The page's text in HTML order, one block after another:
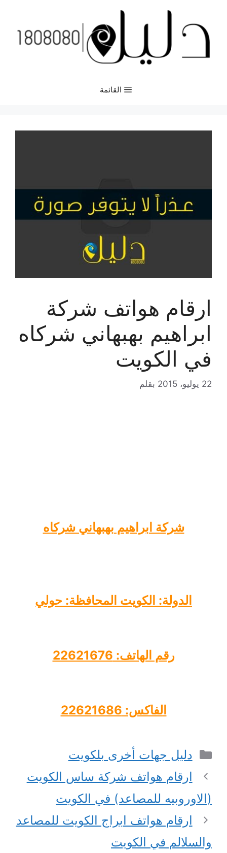
المحتوى
القائمة
ارقام هواتف شركة
ابراهيم بهبهاني شركاه
في الكويت
22 يوليو، 2015 بقلم
شركة ابراهيم بهبهاني شركاه
الدولة: الكويت المحافظة: حولي
رقم الهاتف: 22621676
لفاكس: 22621686
التصنيفات
دليل جهات أخرى بلكويت
ارقام هواتف شركة ساس الكويت
(الاوروبيه للمصاعد) في الكويت
ارقام هواتف ابراج الكويت للمصاعد
والسلالم في الكويت